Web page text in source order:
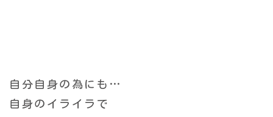
自分自身の為にも…
自身 のイライラで